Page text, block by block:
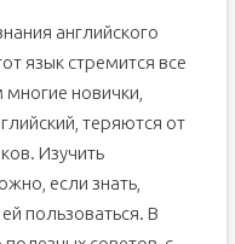
английского
язык стремится все
новички,
теряются от
Изучить
если знать,
пользоваться. В